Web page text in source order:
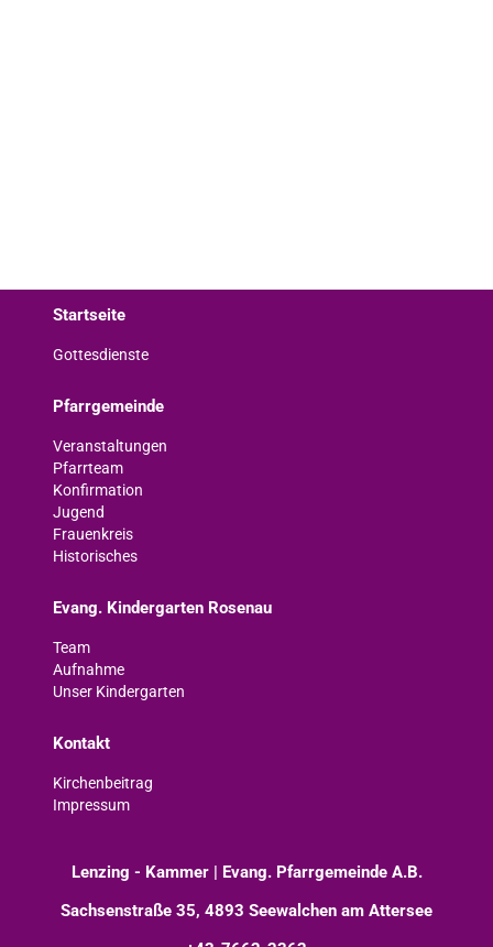
Startseite
Gottesdienste
Pfarrgemeinde
Veranstaltungen
Pfarrteam
Konfirmation
Jugend
Frauenkreis
Historisches
Evang. Kindergarten Rosenau
Team
Aufnahme
Unser Kindergarten
Kontakt
Kirchenbeitrag
Impressum
Lenzing - Kammer | Evang. Pfarrgemeinde A.B.
Sachsenstraße 35, 4893 Seewalchen am Attersee